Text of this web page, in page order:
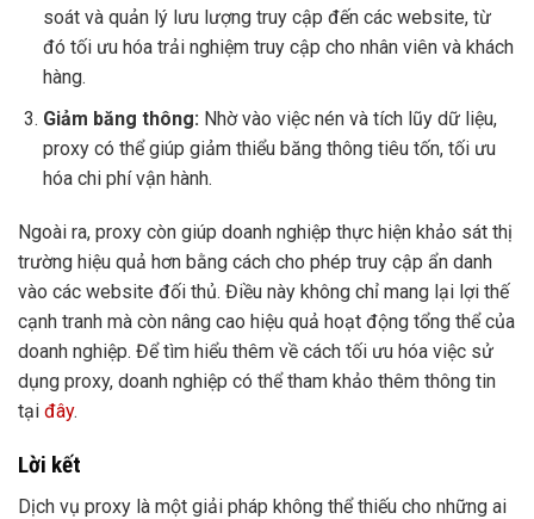
soát và quản lý lưu lượng truy cập đến các website, từ
đó tối ưu hóa trải nghiệm truy cập cho nhân viên và khách
hàng.
Giảm băng thông: Nhờ vào việc nén và tích lũy dữ liệu,
proxy có thể giúp giảm thiểu băng thông tiêu tốn, tối ưu
hóa chi phí vận hành.
Ngoài ra, proxy còn giúp doanh nghiệp thực hiện khảo sát thị
trường hiệu quả hơn bằng cách cho phép truy cập ẩn danh
vào các website đối thủ. Điều này không chỉ mang lại lợi thế
cạnh tranh mà còn nâng cao hiệu quả hoạt động tổng thể của
doanh nghiệp. Để tìm hiểu thêm về cách tối ưu hóa việc sử
dụng proxy, doanh nghiệp có thể tham khảo thêm thông tin
tại đây.
Lời kết
Dịch vụ proxy là một giải pháp không thể thiếu cho những ai